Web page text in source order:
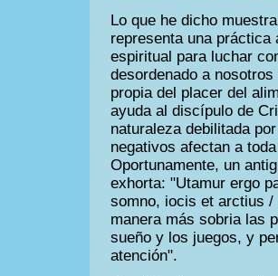
Lo que he dicho
representa una
espiritual para luchar
desordenado a
propia del placer del
ayuda al discípulo de
naturaleza debilitada
negativos afectan a
Oportunamente, un
exhorta: "Utamur ergo
somno, iocis et arctius
manera más sobria las
sueño y los juegos, y
atención".